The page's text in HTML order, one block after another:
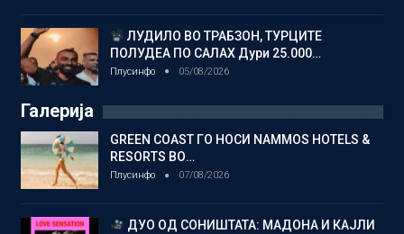
ЛУДИЛО ВО ТРАБЗОН, ТУРЦИТЕ
ПОЛУДЕА ПО САЛАХ Дури 25.000…
Плусинфо 05/08/2026
Галерија
GREEN COAST ГО НОСИ NAMMOS HOTELS &
RESORTS ВО…
Плусинфо 07/08/2026
ДУО ОД СОНИШТАТА: МАДОНА И КАЈЛИ